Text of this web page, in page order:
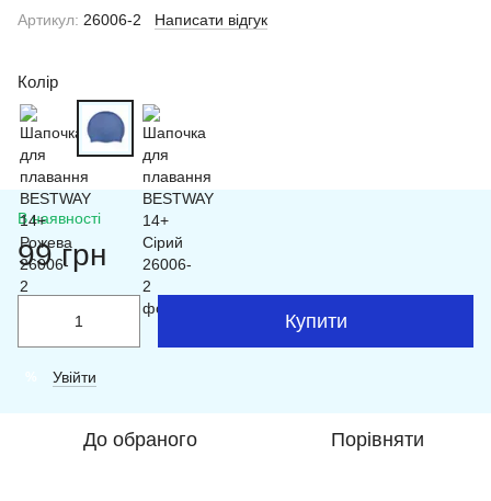
Артикул: 26006-2 Написати відгук
Колір
В наявності
99 грн
Купити
Увійти
До обраного Порівняти